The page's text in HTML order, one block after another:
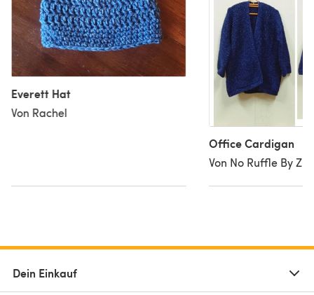
Everett Hat
Von Rachel
Office Cardigan
Von No Ruffle By Z
Dein Einkauf